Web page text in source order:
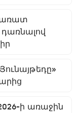
ի առաջին